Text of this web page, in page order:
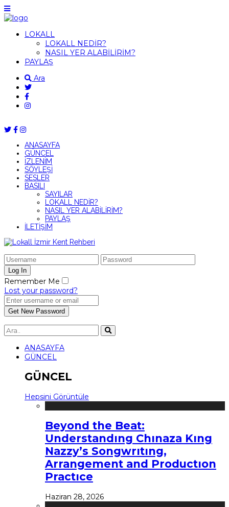
LOKALL
LOKALL NEDİR?
NASIL YER ALABİLİRİM?
PAYLAŞ
Ara
ANASAYFA
GÜNCEL
İZLENİM
SÖYLEŞİ
SESLER
BASILI
SAYILAR
LOKALL NEDİR?
NASIL YER ALABİLİRİM?
PAYLAŞ
İLETİŞİM
Remember Me
Lost your password?
ANASAYFA
GÜNCEL
GÜNCEL
Hepsini Görüntüle
Beyond the Beat:
Understandıng Chınaza Kıng
Nazzy’s Songwrıtıng,
Arrangement and Productıon
Practıce
Haziran 28, 2026